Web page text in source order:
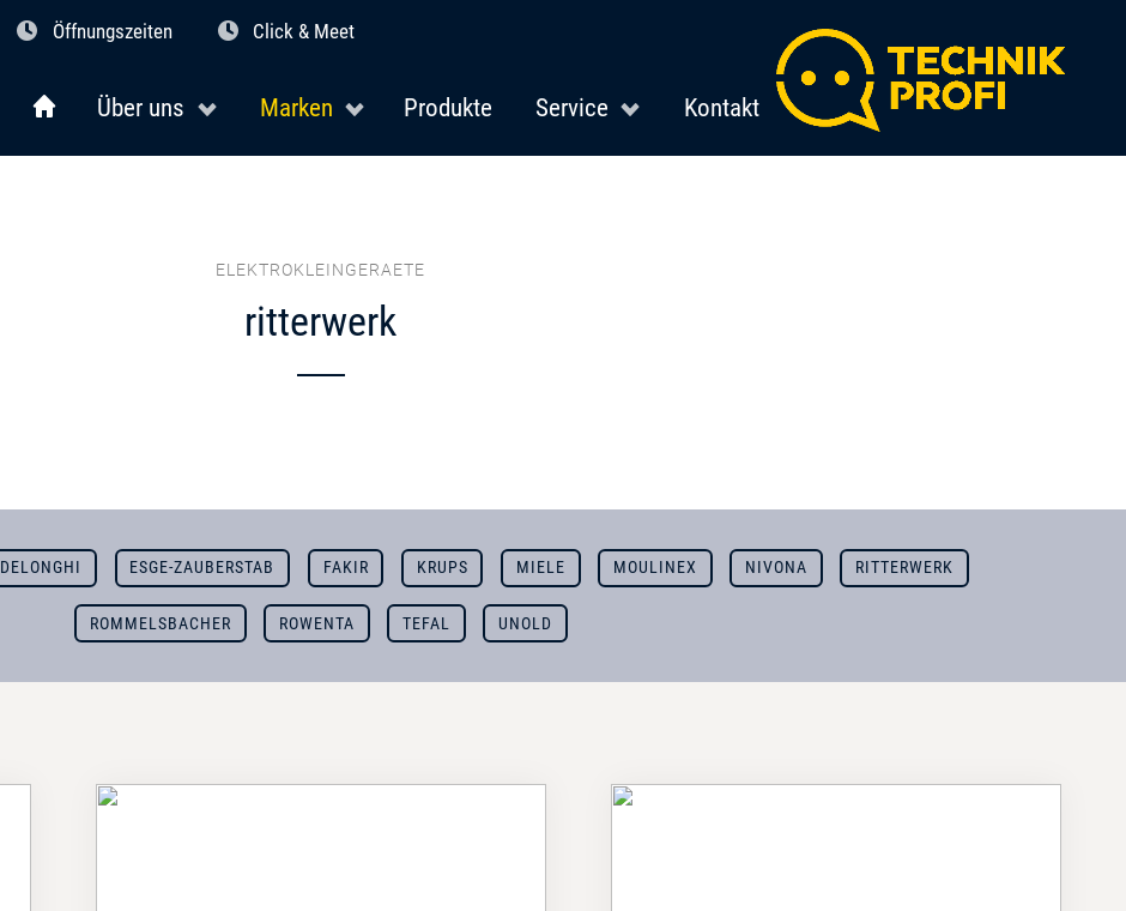
Öffnungszeiten Click & Meet
Über uns Marken Produkte Service Kontakt
ELEKTROKLEINGERAETE
ritterwerk
DELONGHI ESGE-ZAUBERSTAB FAKIR KRUPS MIELE MOULINEX NIVONA RITTERWERK
ROMMELSBACHER ROWENTA TEFAL UNOLD